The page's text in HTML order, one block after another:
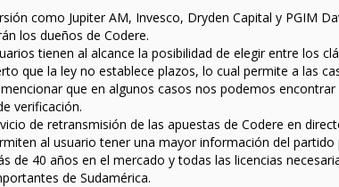
como Jupiter AM, Invesco, Dryden Capital y PGIM
los dueños de Codere.
tienen al alcance la posibilidad de elegir entre los
que la ley no establece plazos, lo cual permite a las
que en algunos casos nos podemos
verificación.
de retransmisión de las apuestas de Codere en
al usuario tener una mayor información del
de 40 años en el mercado y todas las licencias
de Sudamérica.